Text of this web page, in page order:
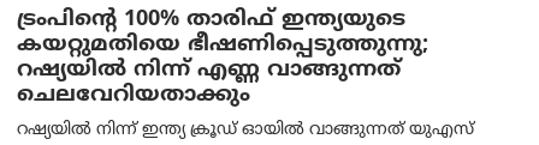
ട്രം‌പിന്റെ 100% താരിഫ് ഇന്ത്യയുടെ
കയറ്റുമതിയെ ഭീഷണിപ്പെടുത്തുന്നു;
റഷ്യയിൽ നിന്ന് എണ്ണ വാങ്ങുന്നത്
ചെലവേറിയതാക്കും
റഷ്യയിൽ നിന്ന് ഇന്ത്യ ക്രൂഡ് ഓയിൽ വാങ്ങുന്നത് യുഎസ്